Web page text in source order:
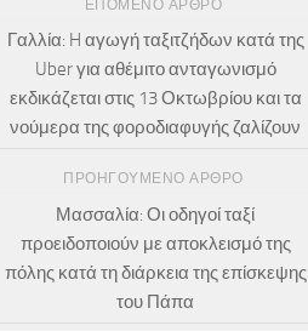
ΕΠΌΜΕΝΟ ΆΡΘΡΟ
Γαλλία: H αγωγή ταξιτζήδων κατά της
Uber για αθέμιτο ανταγωνισμό
εκδικάζεται στις 13 Οκτωβρίου και τα
νούμερα της φοροδιαφυγής ζαλίζουν
ΠΡΟΗΓΟΎΜΕΝΟ ΆΡΘΡΟ
Μασσαλία: Οι οδηγοί ταξί
προειδοποιούν με αποκλεισμό της
πόλης κατά τη διάρκεια της επίσκεψης
του Πάπα